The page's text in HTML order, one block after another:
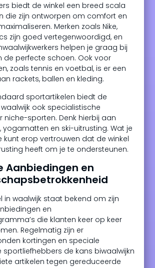
biedt de winkel een breed scala
die zijn ontworpen om comfort en
Merken zoals Nike,
zijn goed vertegenwoordigd, en
helpen je graag bij
de perfecte schoen. Ook voor
zoals tennis en voetbal, is er een
rackets, ballen en kleding.
sportartikelen biedt de
ook specialistische
niche-sporten. Denk hierbij aan
yogamatten en ski-uitrusting. Wat je
kunt erop vertrouwen dat de winkel
heeft om je te ondersteunen.
Aanbiedingen en
in waalwijk staat bekend om zijn
en
die klanten keer op keer
Regelmatig zijn er
kortingen en speciale
de kans biwaalwijkn
artikelen tegen gereduceerde